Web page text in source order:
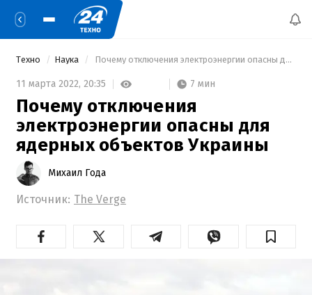
Техно Наука Почему отключения электроэнергии опасны для ядерных объектов Украины
11 марта 2022, 20:35 7 мин
Почему отключения
электроэнергии опасны для
ядерных объектов Украины
Михаил Года
Источник: The Verge